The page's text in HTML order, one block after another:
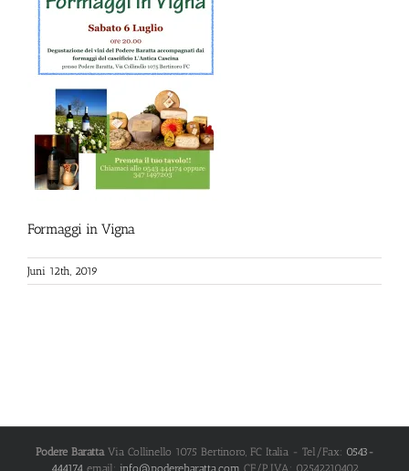
Formaggi in Vigna
Juni 12th, 2019
Podere Baratta Via Collinello 1075 Bertinoro, FC Italia - Tel/Fax: 0543-
444174 email: info@poderebaratta.com CF/P.IVA: 02542210402